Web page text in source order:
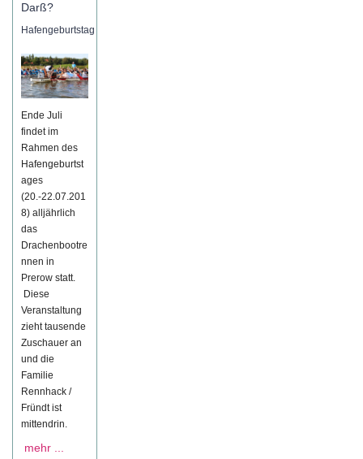
Darß?
Hafengeburtstag
Ende Juli
findet im
Rahmen des
Hafengeburtst
ages
(20.-22.07.201
8) alljährlich
das
Drachenbootre
nnen in
Prerow statt.
Diese
Veranstaltung
zieht tausende
Zuschauer an
und die
Familie
Rennhack /
Fründt ist
mittendrin.
mehr ...